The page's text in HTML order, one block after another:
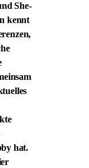
She-
kennt
hat.